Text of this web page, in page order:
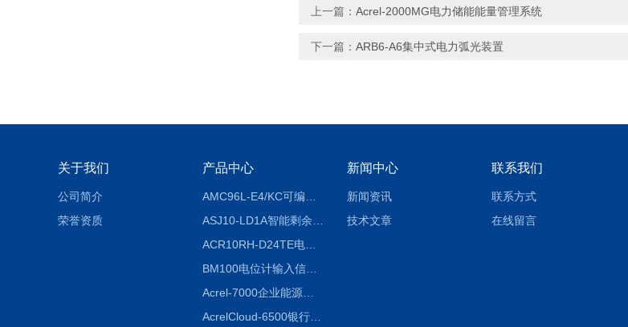
上一篇： Acrel-2000MG电力储能能量管理系统
下一篇： ARB6-A6集中式电力弧光装置
关于我们
公司简介
荣誉资质
产品中心
ACR10RH-D24TE电力仪表外置开口式互感器
BM100电位计输入信号隔离器
Acrel-7000企业能源管控平台
AcrelCloud-6500银行业安全用电能耗云平台
新闻中心
新闻资讯
技术文章
联系我们
联系方式
在线留言